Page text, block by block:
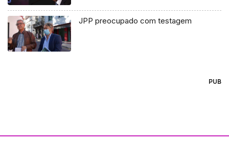
JPP preocupado com testagem
PUB